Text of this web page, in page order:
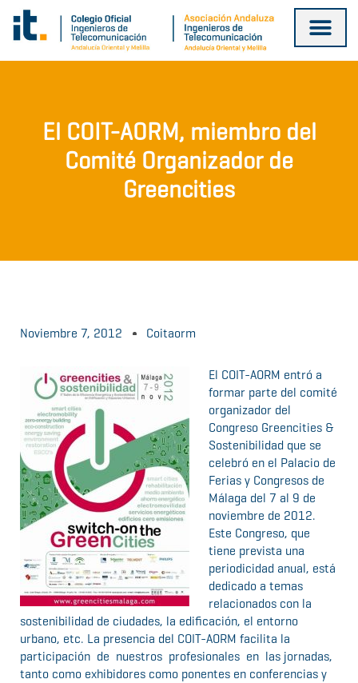
contenido
El COIT-AORM, miembro del
Comité Organizador de
Greencities
Noviembre 7, 2012 Coitaorm
El COIT-AORM entró a
formar parte del comité
organizador del
Congreso Greencities &
Sostenibilidad que se
celebró en el Palacio de
Ferias y Congresos de
Málaga del 7 al 9 de
noviembre de 2012.
Este Congreso, que
tiene prevista una
periodicidad anual, está
dedicado a temas
relacionados con la
sostenibilidad de ciudades, la edificación, el entorno
urbano, etc. La presencia del COIT-AORM facilita la
participación de nuestros profesionales en las jornadas,
tanto como exhibidores como ponentes en conferencias y